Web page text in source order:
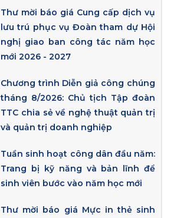
Thư mời báo giá Cung cấp dịch vụ
lưu trú phục vụ Đoàn tham dự Hội
nghị giao ban công tác năm học
mới 2026 - 2027
Chương trình Diễn giả công chúng
tháng 8/2026: Chủ tịch Tập đoàn
TTC chia sẻ về nghệ thuật quản trị
và quản trị doanh nghiệp
Tuần sinh hoạt công dân đầu năm:
Trang bị kỹ năng và bản lĩnh để
sinh viên bước vào năm học mới
Thư mời báo giá Mực in thẻ sinh